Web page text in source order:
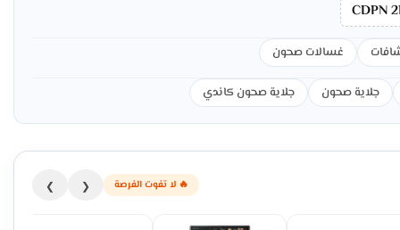
CDPN
غسالات صحون
جلاية صحون جلاية صحون كاندي
🔥 لا تفوت الفرصة ❮
❯